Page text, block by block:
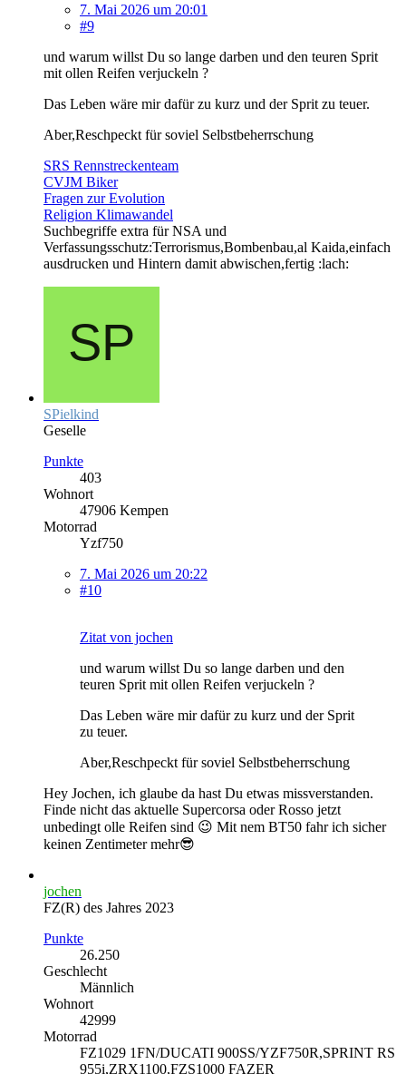
7. Mai 2026 um 20:01
#9
und warum willst Du so lange darben und den teuren Sprit
mit ollen Reifen verjuckeln ?
Das Leben wäre mir dafür zu kurz und der Sprit zu teuer.
Aber,Reschpeckt für soviel Selbstbeherrschung
SRS Rennstreckenteam
CVJM Biker
Fragen zur Evolution
Religion Klimawandel
Suchbegriffe extra für NSA und
Verfassungsschutz:Terrorismus,Bombenbau,al Kaida,einfach
ausdrucken und Hintern damit abwischen,fertig :lach:
SPielkind
Geselle
Punkte
403
Wohnort
47906 Kempen
Motorrad
Yzf750
7. Mai 2026 um 20:22
#10
Zitat von jochen
und warum willst Du so lange darben und den
teuren Sprit mit ollen Reifen verjuckeln ?
Das Leben wäre mir dafür zu kurz und der Sprit
zu teuer.
Aber,Reschpeckt für soviel Selbstbeherrschung
Hey Jochen, ich glaube da hast Du etwas missverstanden.
Finde nicht das aktuelle Supercorsa oder Rosso jetzt
unbedingt olle Reifen sind 😉 Mit nem BT50 fahr ich sicher
keinen Zentimeter mehr😎
jochen
FZ(R) des Jahres 2023
Punkte
26.250
Geschlecht
Männlich
Wohnort
42999
Motorrad
FZ1029 1FN/DUCATI 900SS/YZF750R,SPRINT RS
955i,ZRX1100,FZS1000 FAZER